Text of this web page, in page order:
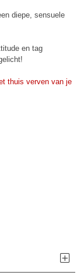
diepe, sensuele
en tag
thuis verven van je